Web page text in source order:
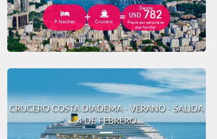
9 Noches Crucero
Desde
USD 782
Precio por persona en
plan familiar
CRUCERO COSTA DIADEMA - VERANO - SALIDA
4 DE FEBRERO